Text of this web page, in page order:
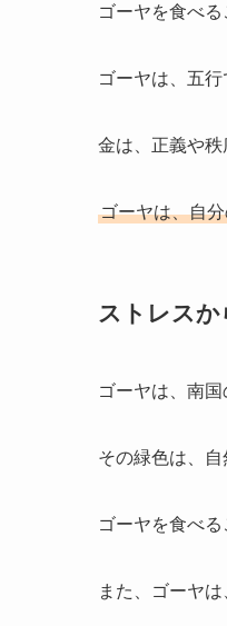
ゴーヤを食べ
ゴーヤは、五
金は、正義や秩
ゴーヤは、自
ストレスか
ゴーヤは、南
その緑色は、
ゴーヤを食べる
また、ゴーヤ